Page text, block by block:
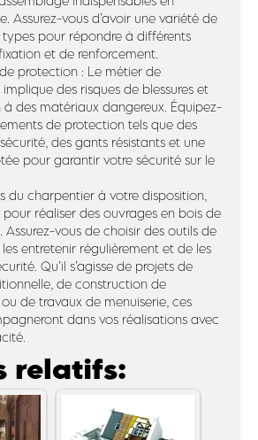
Assurez-vous d’avoir une variété de
pour répondre à différents
et de renforcement.
protection : Le métier de
des risques de blessures et
à des matériaux dangereux. Équipez-
de protection tels que des
des gants résistants et une
pour garantir votre sécurité sur le
du charpentier à votre disposition,
pour réaliser des ouvrages en bois de
Assurez-vous de choisir des outils de
entretenir régulièrement et de les
Qu’il s’agisse de projets de
de construction de
de travaux de menuiserie, ces
dans vos réalisations avec
relatifs: